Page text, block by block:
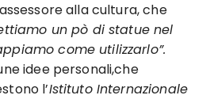
alla cultura, che
un pò di statue nel
come utilizzarlo”.
idee personali,che
l’Istituto Internazionale